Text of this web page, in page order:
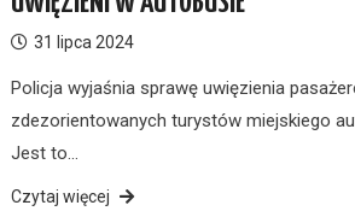
31 lipca 2024
Policja wyjaśnia sprawę uwięzienia
zdezorientowanych turystów miejskiego
Jest to…
Czytaj więcej